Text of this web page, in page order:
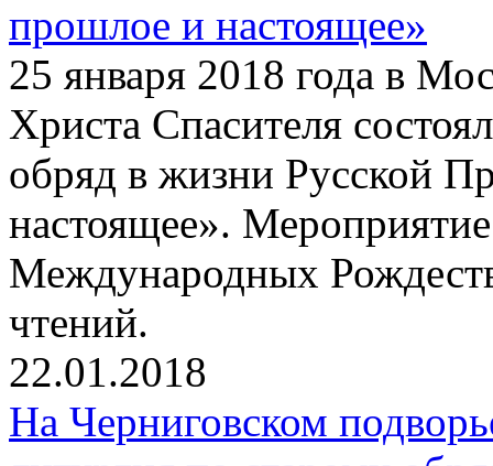
прошлое и настоящее»
25 января 2018 года в
Христа Спасителя
обряд в жизни Русской
настоящее».
Международных
чтений.
22.01.2018
На Черниговском